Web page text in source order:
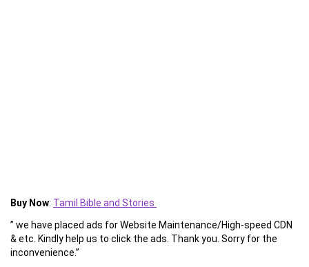
Buy Now: Tamil Bible and Stories
” we have placed ads for Website Maintenance/High-speed CDN
& etc. Kindly help us to click the ads. Thank you. Sorry for the
inconvenience.”